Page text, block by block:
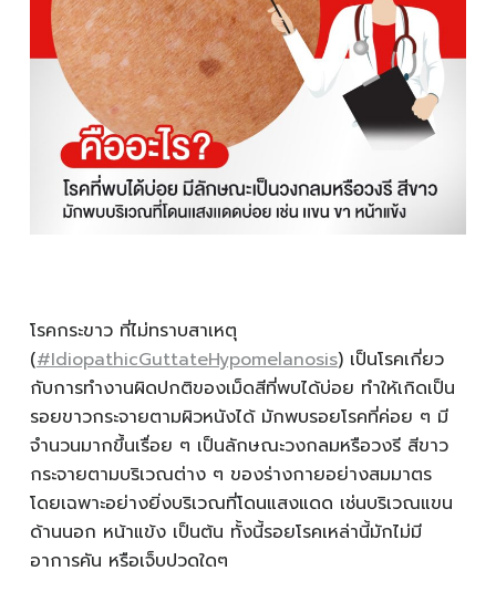
โรคกระขาว ที่ไม่ทราบสาเหตุ
(#IdiopathicGuttateHypomelanosis) เป็นโรคเกี่ยว
กับการทำงานผิดปกติของเม็ดสีที่พบได้บ่อย ทำให้เกิดเป็น
รอยขาวกระจายตามผิวหนังได้ มักพบรอยโรคที่ค่อย ๆ มี
จำนวนมากขึ้นเรื่อย ๆ เป็นลักษณะวงกลมหรือวงรี สีขาว
กระจายตามบริเวณต่าง ๆ ของร่างกายอย่างสมมาตร
โดยเฉพาะอย่างยิ่งบริเวณที่โดนแสงแดด เช่นบริเวณแขน
ด้านนอก หน้าแข้ง เป็นต้น ทั้งนี้รอยโรคเหล่านี้มักไม่มี
อาการคัน หรือเจ็บปวดใดๆ